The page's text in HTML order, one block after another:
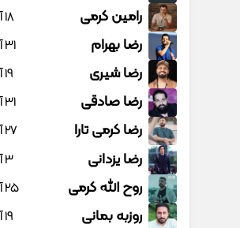
رامین کرمی 18 آهنگ
رضا بهرام 31 آهنگ
رضا شیری 19 آهنگ
رضا صادقی 31 آهنگ
رضا کرمی تارا 27 آهنگ
رضا یزدانی 3 آهنگ
روح الله کرمی 25 آهنگ
روزبه بمانی 19 آهنگ